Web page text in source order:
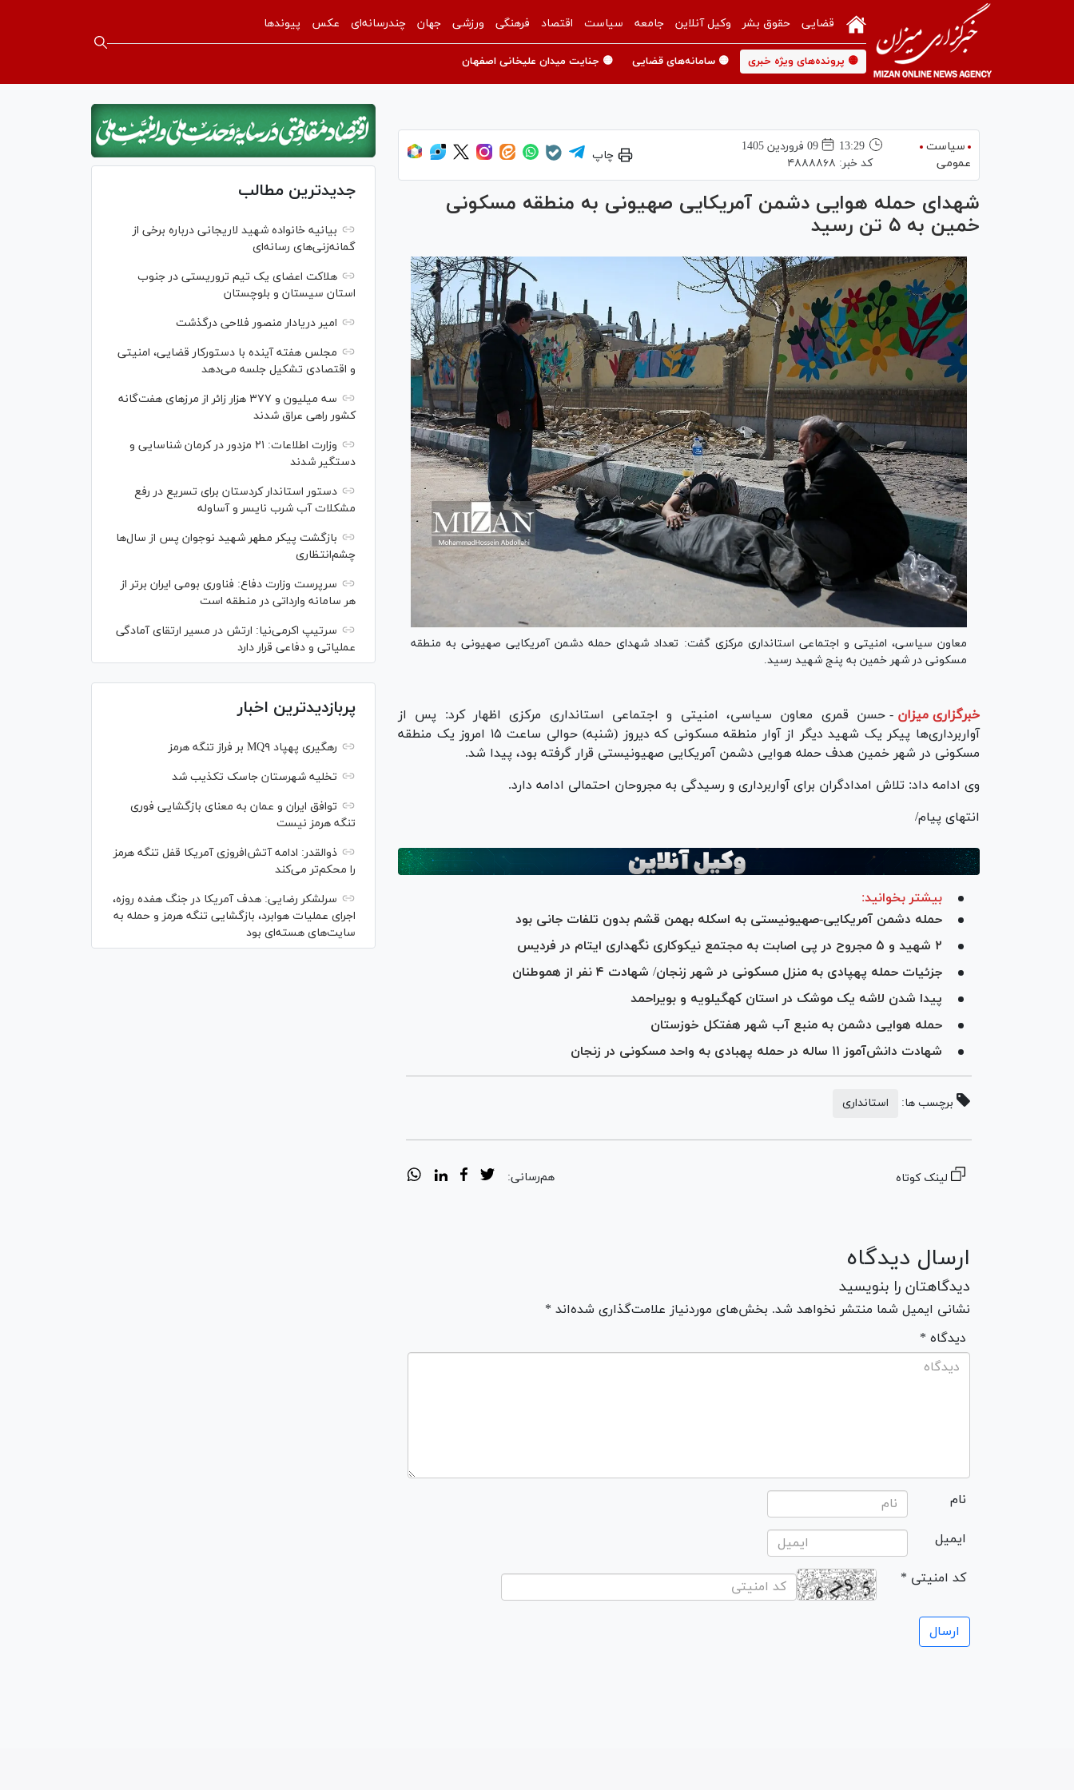
قضایی حقوق بشر وکیل آنلاین جامعه سیاست اقتصاد فرهنگی ورزشی جهان چندرسانه‌ای عکس پیوندها
🟡 پرونده‌های ویژه خبری 🟡 سامانه‌های قضایی 🟡 جنایت میدان علیخانی اصفهان
سیاست
عمومی
13:29
09 فروردين 1405
کد خبر: ۴۸۸۸۸۶۸
چاپ
شهدای حمله هوایی دشمن آمریکایی صهیونی به منطقه مسکونی
خمین به ۵ تن رسید
معاون سیاسی، امنیتی و اجتماعی استانداری مرکزی گفت: تعداد شهدای حمله دشمن آمریکایی صهیونی به منطقه
مسکونی در شهر خمین به پنج شهید رسید.
خبرگزاری میزان - حسن قمری معاون سیاسی، امنیتی و اجتماعی استانداری مرکزی اظهار کرد: پس از
آواربرداری‌ها پیکر یک شهید دیگر از آوار منطقه مسکونی که دیروز (شنبه) حوالی ساعت ۱۵ امروز یک منطقه
مسکونی در شهر خمین هدف حمله هوایی دشمن آمریکایی صهیونیستی قرار گرفته بود، پیدا شد.
وی ادامه داد: تلاش امدادگران برای آواربرداری و رسیدگی به مجروحان احتمالی ادامه دارد.
انتهای پیام/
بیشتر بخوانید:
حمله دشمن آمریکایی‌-صهیونیستی به اسکله بهمن قشم بدون تلفات جانی بود
۲ شهید و ۵ مجروح در پی اصابت به مجتمع نیکوکاری نگهداری ایتام در فردیس
جزئیات حمله پهپادی به منزل مسکونی در شهر زنجان/ شهادت ۴ نفر از هموطنان
پیدا شدن لاشه یک موشک در استان کهگیلویه و بویراحمد
حمله هوایی دشمن به منبع آب شهر هفتکل خوزستان
شهادت دانش‌آموز ۱۱ ساله در حمله پهبادی به واحد مسکونی در زنجان
برچسب ها: استانداری
لینک کوتاه هم‌رسانی:
ارسال دیدگاه
دیدگاهتان را بنویسید
نشانی ایمیل شما منتشر نخواهد شد. بخش‌های موردنیاز علامت‌گذاری شده‌اند *
* دیدگاه
نام
ایمیل
* کد امنیتی
جدیدترین مطالب
بیانیه خانواده شهید لاریجانی درباره برخی از
گمانه‌زنی‌های رسانه‌ای
هلاکت اعضای یک تیم تروریستی در جنوب
استان سیستان و بلوچستان
امیر دریادار منصور فلاحی درگذشت
مجلس هفته آینده با دستورکار قضایی، امنیتی
و اقتصادی تشکیل جلسه می‌دهد
سه میلیون و ۳۷۷ هزار زائر از مرز‌های هفت‌گانه
کشور راهی عراق شدند
وزارت اطلاعات: ۲۱ مزدور در کرمان شناسایی و
دستگیر شدند
دستور استاندار کردستان برای تسریع در رفع
مشکلات آب شرب نایسر و آساوله
بازگشت پیکر مطهر شهید نوجوان پس از سال‌ها
چشم‌انتظاری
سرپرست وزارت دفاع: فناوری بومی ایران برتر از
هر سامانه وارداتی در منطقه است
سرتیپ اکرمی‌نیا: ارتش در مسیر ارتقای آمادگی
عملیاتی و دفاعی قرار دارد
پربازدیدترین اخبار
رهگیری پهپاد MQ۹ بر فراز تنگه هرمز
تخلیه شهرستان جاسک تکذیب شد
توافق ایران و عمان به معنای بازگشایی فوری
تنگه هرمز نیست
ذوالقدر: ادامه آتش‌افروزی آمریکا قفل تنگه هرمز
را محکم‌تر می‌کند
سرلشکر رضایی: هدف آمریکا در جنگ هفده روزه،
اجرای عملیات هوابرد، بازگشایی تنگه هرمز و حمله به
سایت‌های هسته‌ای بود